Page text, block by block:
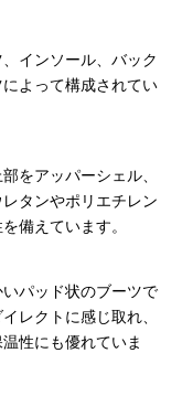
インソール、バック
よって構成されてい
をアッパーシェル、
タンやポリエチレン
備えています。
パッド状のブーツで
レクトに感じ取れ、
性にも優れていま